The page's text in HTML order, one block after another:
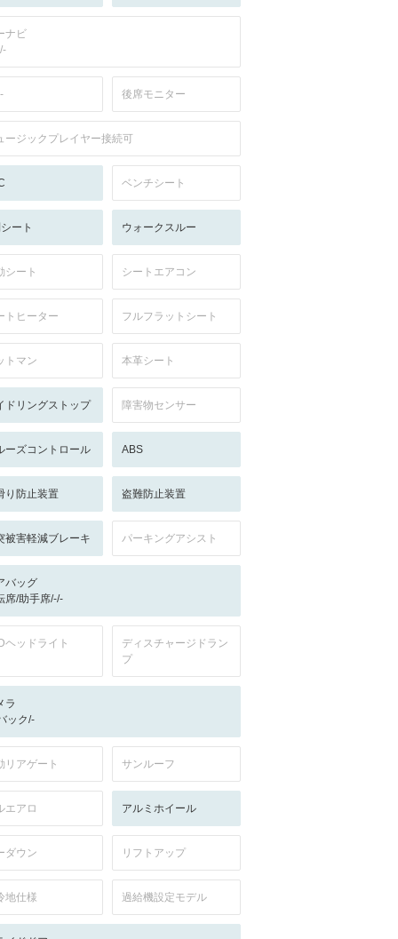
ナビ
後席モニター
ージックプレイヤー接続可
ベンチシート
ート ウォークスルー
シート シートエアコン
トヒーター フルフラットシート
トマン 本革シート
ドリングストップ 障害物センサー
ーズコントロール ABS
り防止装置 盗難防止装置
被害軽減ブレーキ パーキングアシスト
バッグ
席/助手席/-/-
ヘッドライト
ディスチャージドラン
プ
ラ
ック/-
リアゲート サンルーフ
エアロ アルミホイール
ダウン リフトアップ
地仕様 過給機設定モデル